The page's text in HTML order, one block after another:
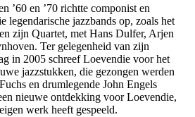
’60 en ’70 richtte componist en
legendarische jazzbands op, zoals het
zijn Quartet, met Hans Dulfer, Arjen
Ter gelegenheid van zijn
in 2005 schreef Loevendie voor het
jazzstukken, die gezongen werden
en drumlegende John Engels
nieuwe ontdekking voor Loevendie,
werk heeft gespeeld.